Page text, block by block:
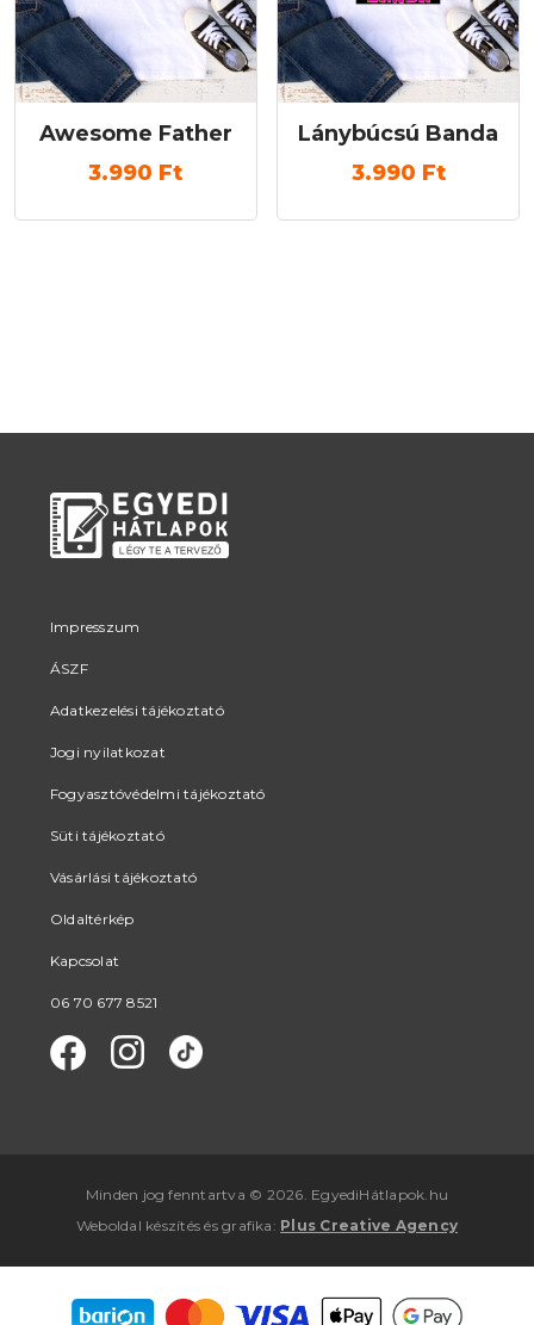
Awesome Father
3.990 Ft
Lánybúcsú Banda
3.990 Ft
Impresszum
ÁSZF
Adatkezelési tájékoztató
Jogi nyilatkozat
Fogyasztóvédelmi tájékoztató
Süti tájékoztató
Vásárlási tájékoztató
Oldaltérkép
Kapcsolat
06 70 677 8521
Minden jog fenntartva © 2026. EgyediHátlapok.hu
Weboldal készítés ésgrafika : Plus Creative Agency